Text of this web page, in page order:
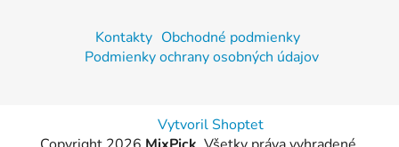
Kontakty Obchodné podmienky
Podmienky ochrany osobných údajov
Vytvoril Shoptet